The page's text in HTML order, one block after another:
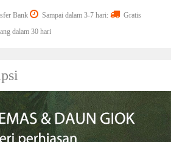
Bank Sampai dalam 3-7 hari:
Gratis
dalam 30 hari